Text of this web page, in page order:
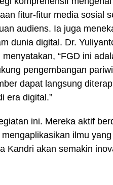
fitur-fitur media sosial
audiens. Ia juga
dunia digital. Dr.
“FGD ini
pengembangan
dapat langsung
era digital.”
ini. Mereka aktif
ilmu
Kandri akan semakin